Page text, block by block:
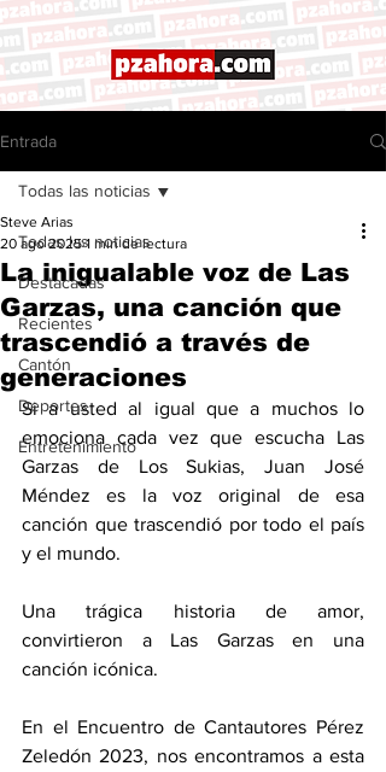
Entrada
Todas las noticias
Destacadas
Recientes
Cantón
Deportes
Entretenimiento
Todas las noticias
La inigualable voz de Las
Garzas, una canción que
trascendió a través de
generaciones
Steve Arias
20 ago 2025 1 min de lectura
Si a usted al igual que a muchos lo
emociona cada vez que escucha Las
Garzas de Los Sukias, Juan José
Méndez es la voz original de esa
canción que trascendió por todo el país
y el mundo.
Una trágica historia de amor,
convirtieron a Las Garzas en una
canción icónica.
En el Encuentro de Cantautores Pérez
Zeledón 2023, nos encontramos a esta